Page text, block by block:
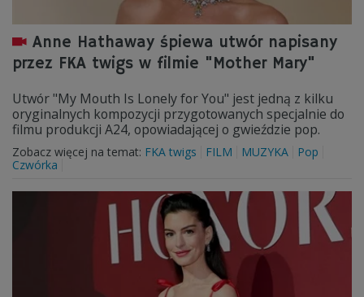
Anne Hathaway śpiewa utwór napisany
przez FKA twigs w filmie "Mother Mary"
Utwór "My Mouth Is Lonely for You" jest jedną z kilku
oryginalnych kompozycji przygotowanych specjalnie do
filmu produkcji A24, opowiadającej o gwieździe pop.
Zobacz więcej na temat: FKA twigs FILM MUZYKA
Pop
Czwórka